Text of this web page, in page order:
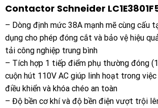
Contactor Schneider LC1E3801F5
– Dòng định mức 38A mạnh mẽ cùng cấu
dụng cho phép đóng cắt và bảo vệ hiệu
tải công nghiệp trung bình
– Tích hợp 1 tiếp điểm phụ thường đóng
cuộn hút 110V AC giúp linh hoạt trong
điều khiển và khóa chéo an toàn
– Độ bền cơ khí và độ bền điện vượt trội